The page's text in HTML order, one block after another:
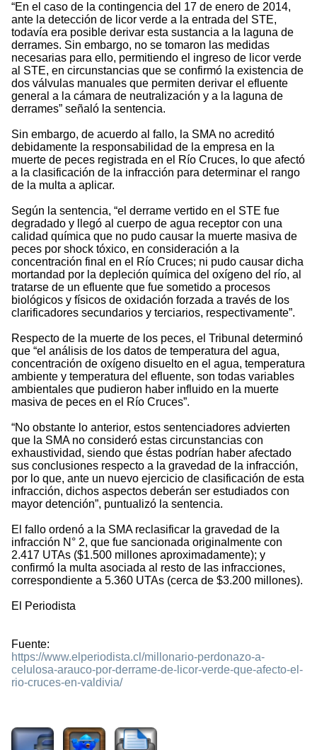
“En el caso de la contingencia del 17 de enero de 2014,
ante la detección de licor verde a la entrada del STE,
todavía era posible derivar esta sustancia a la laguna de
derrames. Sin embargo, no se tomaron las medidas
necesarias para ello, permitiendo el ingreso de licor verde
al STE, en circunstancias que se confirmó la existencia de
dos válvulas manuales que permiten derivar el efluente
general a la cámara de neutralización y a la laguna de
derrames” señaló la sentencia.
Sin embargo, de acuerdo al fallo, la SMA no acreditó
debidamente la responsabilidad de la empresa en la
muerte de peces registrada en el Río Cruces, lo que afectó
a la clasificación de la infracción para determinar el rango
de la multa a aplicar.
Según la sentencia, “el derrame vertido en el STE fue
degradado y llegó al cuerpo de agua receptor con una
calidad química que no pudo causar la muerte masiva de
peces por shock tóxico, en consideración a la
concentración final en el Río Cruces; ni pudo causar dicha
mortandad por la depleción química del oxígeno del río, al
tratarse de un efluente que fue sometido a procesos
biológicos y físicos de oxidación forzada a través de los
clarificadores secundarios y terciarios, respectivamente”.
Respecto de la muerte de los peces, el Tribunal determinó
que “el análisis de los datos de temperatura del agua,
concentración de oxígeno disuelto en el agua, temperatura
ambiente y temperatura del efluente, son todas variables
ambientales que pudieron haber influido en la muerte
masiva de peces en el Río Cruces”.
“No obstante lo anterior, estos sentenciadores advierten
que la SMA no consideró estas circunstancias con
exhaustividad, siendo que éstas podrían haber afectado
sus conclusiones respecto a la gravedad de la infracción,
por lo que, ante un nuevo ejercicio de clasificación de esta
infracción, dichos aspectos deberán ser estudiados con
mayor detención”, puntualizó la sentencia.
El fallo ordenó a la SMA reclasificar la gravedad de la
infracción N° 2, que fue sancionada originalmente con
2.417 UTAs ($1.500 millones aproximadamente); y
confirmó la multa asociada al resto de las infracciones,
correspondiente a 5.360 UTAs (cerca de $3.200 millones).
El Periodista
Fuente:
https://www.elperiodista.cl/millonario-perdonazo-a-
celulosa-arauco-por-derrame-de-licor-verde-que-afecto-el-
rio-cruces-en-valdivia/